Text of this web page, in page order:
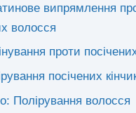
випрямлення
волосся
проти
посічених
Полірування волосся